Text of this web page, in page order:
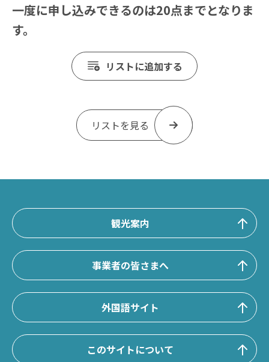
一度に申し込みできるのは20点までとなりま
す。
リストに追加する
リストを見る
観光案内
事業者の皆さまへ
外国語サイト
このサイトについて